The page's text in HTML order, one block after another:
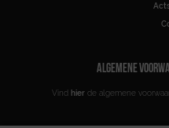
ALGEMENE
Vind hier de algemene